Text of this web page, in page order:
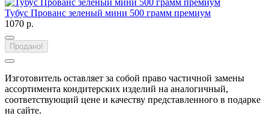
Тубус Прованс зеленый мини 500 грамм премиум
1070 р.
Продано!
Изготовитель оставляет за собой право частичной замены
ассортимента кондитерских изделий на аналогичный,
соответствующий цене и качеству представленного в подарке
на сайте.